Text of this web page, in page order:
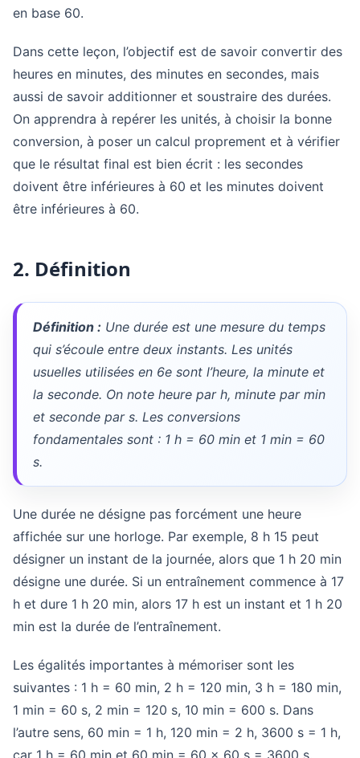
en base 60.
Dans cette leçon, l’objectif est de savoir convertir des
heures en minutes, des minutes en secondes, mais
aussi de savoir additionner et soustraire des durées.
On apprendra à repérer les unités, à choisir la bonne
conversion, à poser un calcul proprement et à vérifier
que le résultat final est bien écrit : les secondes
doivent être inférieures à 60 et les minutes doivent
être inférieures à 60.
2. Définition
Définition : Une durée est une mesure du temps
qui s’écoule entre deux instants. Les unités
usuelles utilisées en 6e sont l’heure, la minute et
la seconde. On note heure par h, minute par min
et seconde par s. Les conversions
fondamentales sont : 1 h = 60 min et 1 min = 60
s.
Une durée ne désigne pas forcément une heure
affichée sur une horloge. Par exemple, 8 h 15 peut
désigner un instant de la journée, alors que 1 h 20 min
désigne une durée. Si un entraînement commence à 17
h et dure 1 h 20 min, alors 17 h est un instant et 1 h 20
min est la durée de l’entraînement.
Les égalités importantes à mémoriser sont les
suivantes : 1 h = 60 min, 2 h = 120 min, 3 h = 180 min,
1 min = 60 s, 2 min = 120 s, 10 min = 600 s. Dans
l’autre sens, 60 min = 1 h, 120 min = 2 h, 3600 s = 1 h,
car 1 h = 60 min et 60 min = 60 × 60 s = 3600 s.